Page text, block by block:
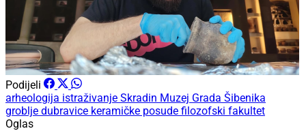
Podijeli
arheologija istraživanje Skradin Muzej Grada Šibenika
groblje dubravice keramičke posude filozofski fakultet
Oglas